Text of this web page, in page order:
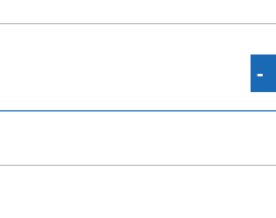
0585 H01M4/13 H01M4/139